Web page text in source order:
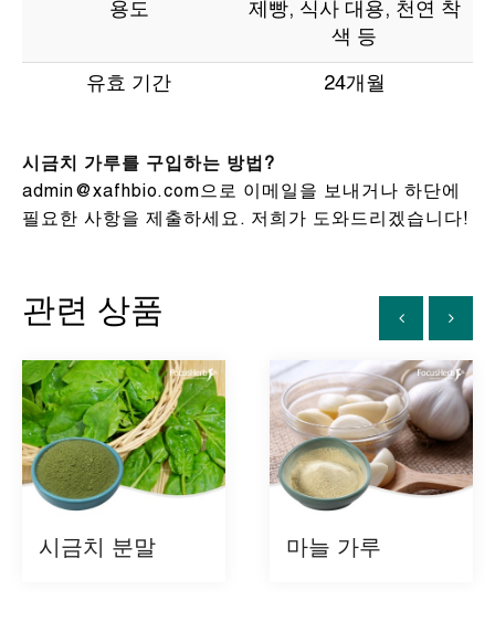
용도
제빵, 식사 대용, 천연 착
색 등
유효 기간 24개월
시금치 가루를 구입하는 방법?
admin@xafhbio.com으로 이메일을 보내거나 하단에
필요한 사항을 제출하세요. 저희가 도와드리겠습니다!
관련 상품
시금치 분말 마늘 가루